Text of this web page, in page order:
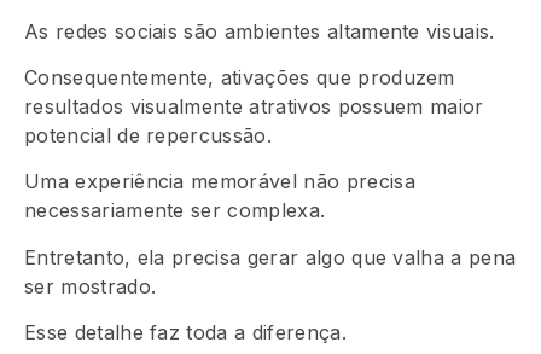
As redes sociais são ambientes altamente visuais.
Consequentemente, ativações que produzem
resultados visualmente atrativos possuem maior
potencial de repercussão.
Uma experiência memorável não precisa
necessariamente ser complexa.
Entretanto, ela precisa gerar algo que valha a pena
ser mostrado.
Esse detalhe faz toda a diferença.